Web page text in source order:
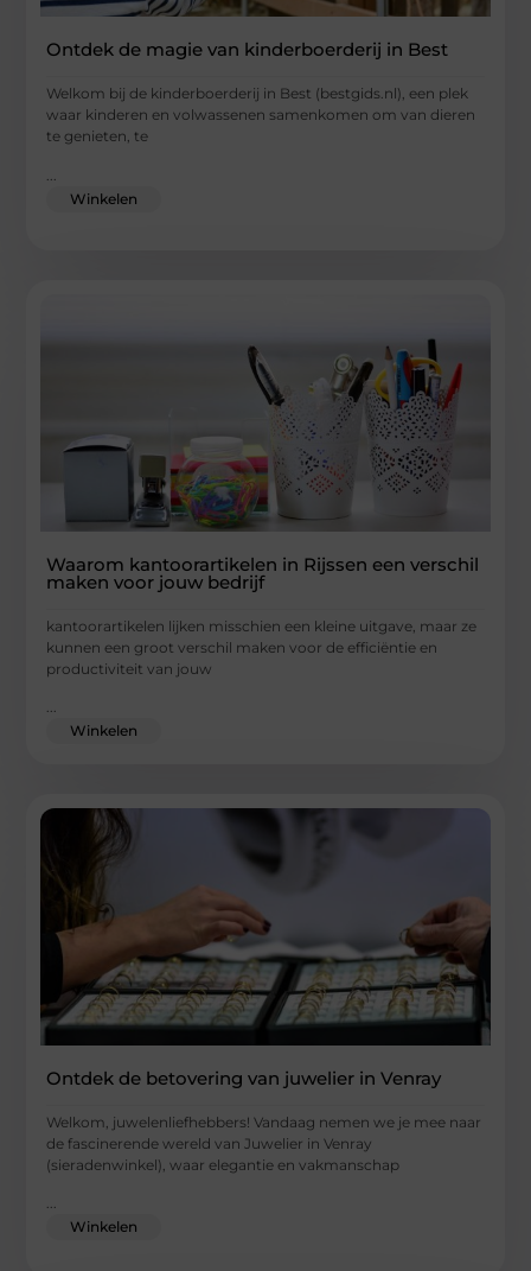
Ontdek de magie van kinderboerderij in Best
Welkom bij de kinderboerderij in Best (bestgids.nl), een plek
waar kinderen en volwassenen samenkomen om van dieren
te genieten, te
Winkelen
Waarom kantoorartikelen in Rijssen een verschil
maken voor jouw bedrijf
kantoorartikelen lijken misschien een kleine uitgave, maar ze
kunnen een groot verschil maken voor de efficiëntie en
productiviteit van jouw
...
Winkelen
Ontdek de betovering van juwelier in Venray
Welkom, juwelenliefhebbers! Vandaag nemen we je mee naar
de fascinerende wereld van Juwelier in Venray
(sieradenwinkel), waar elegantie en vakmanschap
...
Winkelen